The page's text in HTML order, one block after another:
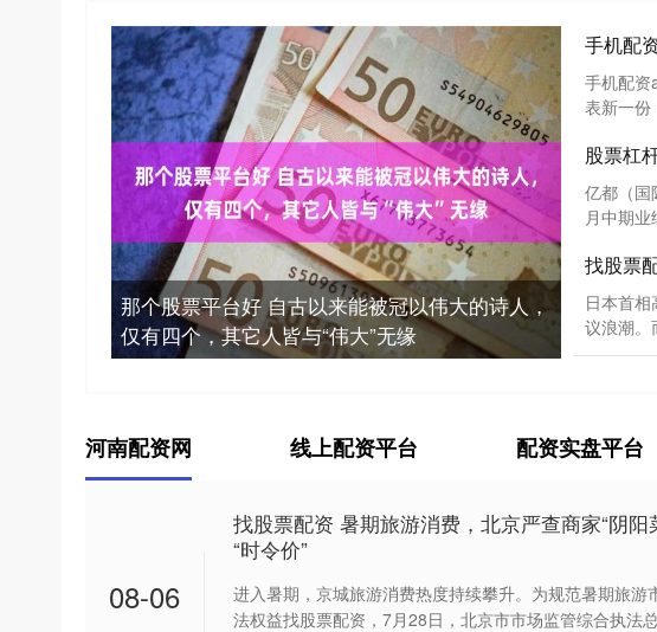
那个股票平台好 自古以来能被冠以伟大的诗人，
仅有四个，其它人皆与“伟大”无缘
手机配资
表新一份
亿都（国
月中期
日本首
议浪潮。
河南配资网 线上配资平台 配资实盘平台
08-06
找股票配资 暑期旅游消费，北京严查商家“阴阳
“时令价”
进入暑期，京城旅游消费热度持续攀升。为规范暑期旅游
法权益找股票配资，7月28日，北京市市场监管综合执法